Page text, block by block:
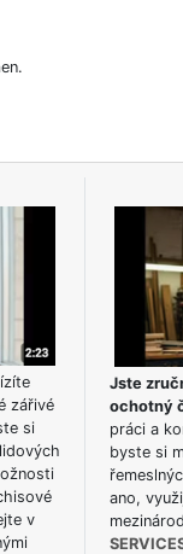
zářivé
si
v
Jste
ochotný
práci a
byste si
ano,